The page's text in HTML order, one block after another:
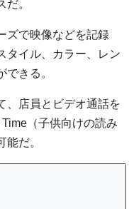
。
ズで映像などを記録
タイル、カラー、レン
きる。
、店員とビデオ通話を
（子供向けの読み
だ。